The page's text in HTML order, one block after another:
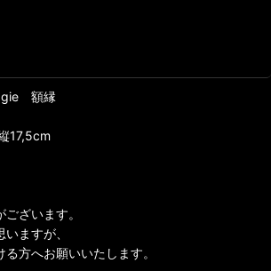
額縁
17,5cm
ざいます。
ますが、
方へお願いいたします。